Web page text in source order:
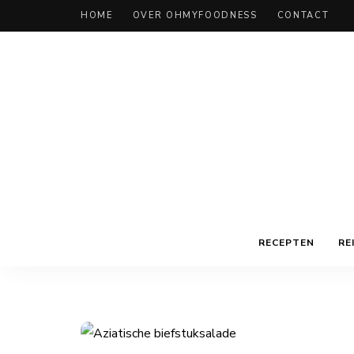
HOME OVER OHMYFOODNESS CONTACT
RECEPTEN